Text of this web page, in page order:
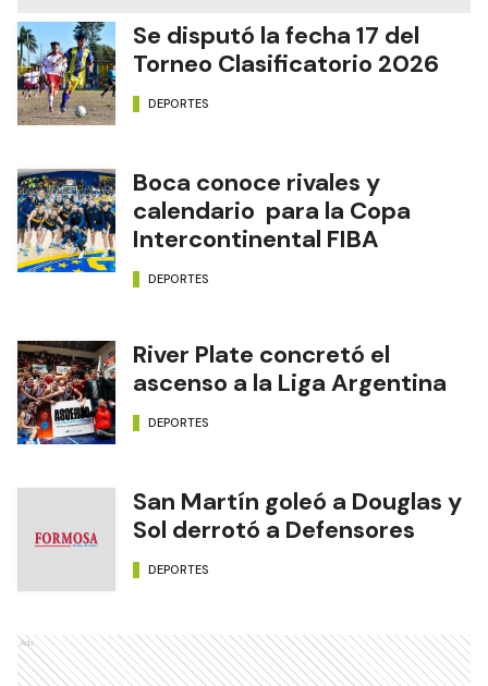
Se disputó la fecha 17 del
Torneo Clasificatorio 2026
DEPORTES
Boca conoce rivales y
calendario para la Copa
Intercontinental FIBA
DEPORTES
River Plate concretó el
ascenso a la Liga Argentina
DEPORTES
San Martín goleó a Douglas y
Sol derrotó a Defensores
DEPORTES
Ads